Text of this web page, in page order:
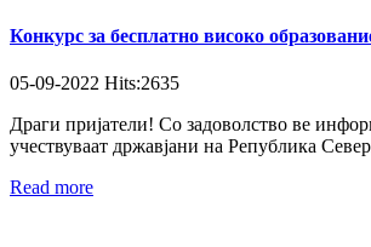
Конкурс за бесплатно високо
05-09-2022 Hits:2635
Драги пријатели! Со задоволство ве
учествуваат државјани на Република
Read more